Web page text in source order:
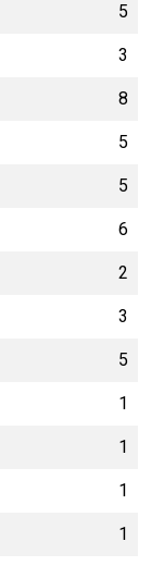
5
3
8
5
5
6
2
3
5
1
1
1
1